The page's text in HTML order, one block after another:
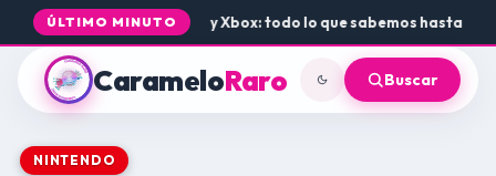
ÚLTIMO MINUTO
de Rogue Core a PS5 y Xbox: todo lo que sabemos hasta ahora
CarameloRaro Buscar
NINTENDO